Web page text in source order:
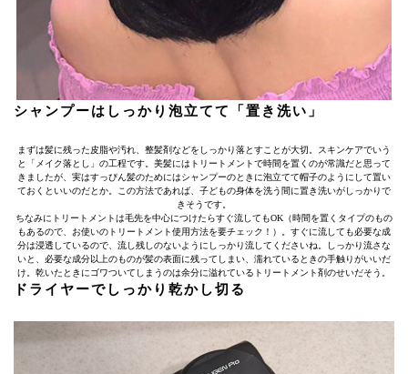
シャンプーはしっかり泡立てて「置き洗い」
まずは髪に残った皮脂や汚れ、整髪剤などをしっかり落とすことが大切。スキンケアでいう
と「メイク落とし」の工程です。美髪にはトリートメントで時間を置くのが常識だと思って
きましたが、実はすっぴん髪のためにはシャンプーのときに泡立てて帽子のようにして置い
ておくといいのだとか。この方法であれば、子どもの身体を洗う間に置き洗いがしっかりで
きそうです。
ちなみにトリートメントは毛先を中心につけたらすぐ流してもOK（時間を置くタイプのもの
もあるので、お使いのトリートメント使用方法を要チェック！）。すぐに流しても必要な成
分は浸透しているので、流し残しのないようにしっかり流してくださいね。しっかり流さな
いと、必要な成分以上のものが髪の表面に残ってしまい、濡れているときの手触りがいいだ
け。乾いたときにゴワついてしまうのは余分に溢れているトリートメント剤のせいだそう。
ドライヤーでしっかり乾かし切る